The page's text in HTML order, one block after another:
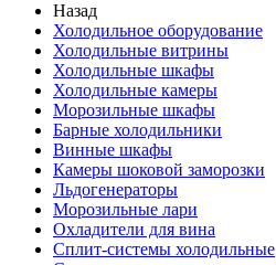
Назад
Холодильное оборудование
Холодильные витрины
Холодильные шкафы
Холодильные камеры
Морозильные шкафы
Барные холодильники
Винные шкафы
Камеры шоковой заморозки
Льдогенераторы
Морозильные лари
Охладители для вина
Сплит-системы холодильные